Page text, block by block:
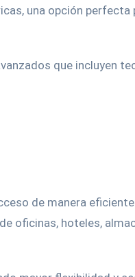
una opción perfecta
que incluyen
de manera
oficinas, hoteles,